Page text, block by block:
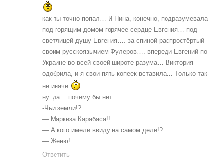
как ты точно попал… И Нина, конечно, подразумевала
под горящим домом горячее сердце Евгения… под
светлицей-душу Евгения…. за спиной-распростёртый
своим русскоязычием Фулеров…. впереди-Евгений по
Украине во всей своей широте разума… Виктория
одобрила, и я свои пять копеек вставила… Только так-
не иначе
ну. да… почему бы нет…
-Чьи земли!?
— Маркиза Карабаса!!
— А кого имели ввиду на самом деле!?
— Женю!
Ответить